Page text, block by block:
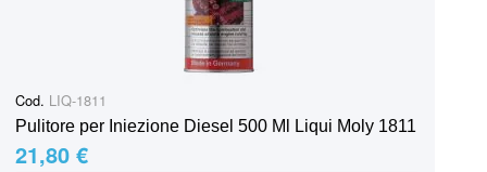
Cod. LIQ-1811
Pulitore per Iniezione Diesel 500 Ml Liqui Moly 1811
21,80 €